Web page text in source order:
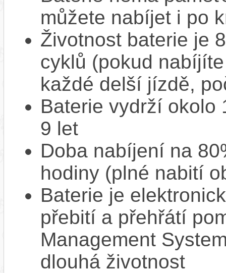
můžete nabíjet i po
Životnost baterie je
cyklů (pokud
každé delší jízdě,
Baterie vydrží okolo
9 let
Doba nabíjení na
hodiny (plné nabití
Baterie je
přebití a přehřátí
Management
dlouhá životnost